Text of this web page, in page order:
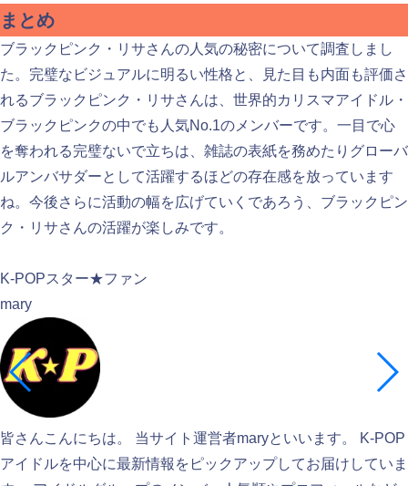
まとめ
ブラックピンク・リサさんの人気の秘密について調査しまし
た。完璧なビジュアルに明るい性格と、見た目も内面も評価さ
れるブラックピンク・リサさんは、世界的カリスマアイドル・
ブラックピンクの中でも人気No.1のメンバーです。一目で心
を奪われる完璧ないで立ちは、雑誌の表紙を務めたりグローバ
ルアンバサダーとして活躍するほどの存在感を放っています
ね。今後さらに活動の幅を広げていくであろう、ブラックピン
ク・リサさんの活躍が楽しみです。
K-POPスター★ファン
mary
皆さんこんにちは。 当サイト運営者maryといいます。 K-POP
アイドルを中心に最新情報をピックアップしてお届けしていま